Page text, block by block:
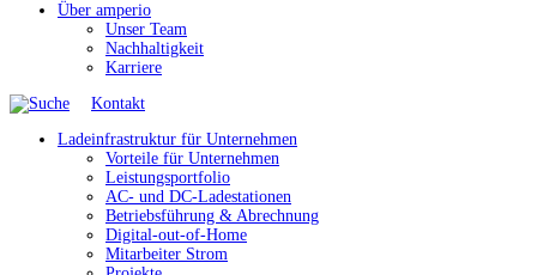
Über amperio
Unser Team
Nachhaltigkeit
Karriere
Kontakt
Ladeinfrastruktur für Unternehmen
Vorteile für Unternehmen
Leistungsportfolio
AC- und DC-Ladestationen
Betriebsführung & Abrechnung
Digital-out-of-Home
Mitarbeiter Strom